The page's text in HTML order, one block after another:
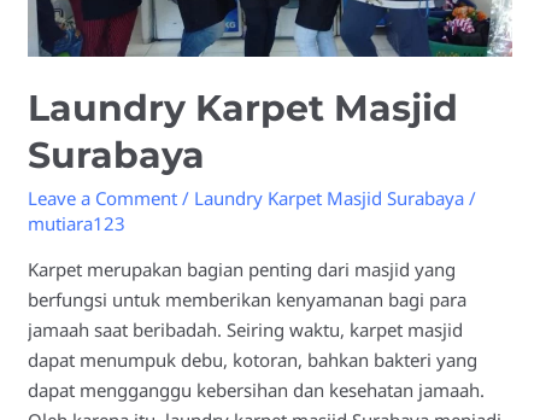
Laundry Karpet Masjid
Surabaya
Leave a Comment / Laundry Karpet Masjid Surabaya /
mutiara123
Karpet merupakan bagian penting dari masjid yang
berfungsi untuk memberikan kenyamanan bagi para
jamaah saat beribadah. Seiring waktu, karpet masjid
dapat menumpuk debu, kotoran, bahkan bakteri yang
dapat mengganggu kebersihan dan kesehatan jamaah.